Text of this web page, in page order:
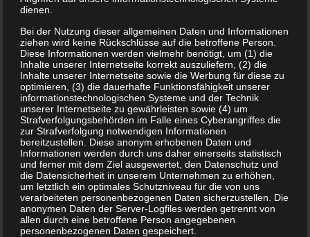
dienen.
Bei der Nutzung dieser allgemeinen Daten und Informationen
ziehen wird keine Rückschlüsse auf die betroffene Person.
Diese Informationen werden vielmehr benötigt, um (1) die
Inhalte unserer Internetseite korrekt auszuliefern, (2) die
Inhalte unserer Internetseite sowie die Werbung für diese zu
optimieren, (3) die dauerhafte Funktionsfähigkeit unserer
informationstechnologischen Systeme und der Technik
unserer Internetseite zu gewährleisten sowie (4) um
Strafverfolgungsbehörden im Falle eines Cyberangriffes die
zur Strafverfolgung notwendigen Informationen
bereitzustellen. Diese anonym erhobenen Daten und
Informationen werden durch uns daher einerseits statistisch
und ferner mit dem Ziel ausgewertet, den Datenschutz und
die Datensicherheit in unserem Unternehmen zu erhöhen,
um letztlich ein optimales Schutzniveau für die von uns
verarbeiteten personenbezogenen Daten sicherzustellen. Die
anonymen Daten der Server-Logfiles werden getrennt von
allen durch eine betroffene Person angegebenen
personenbezogenen Daten gespeichert.